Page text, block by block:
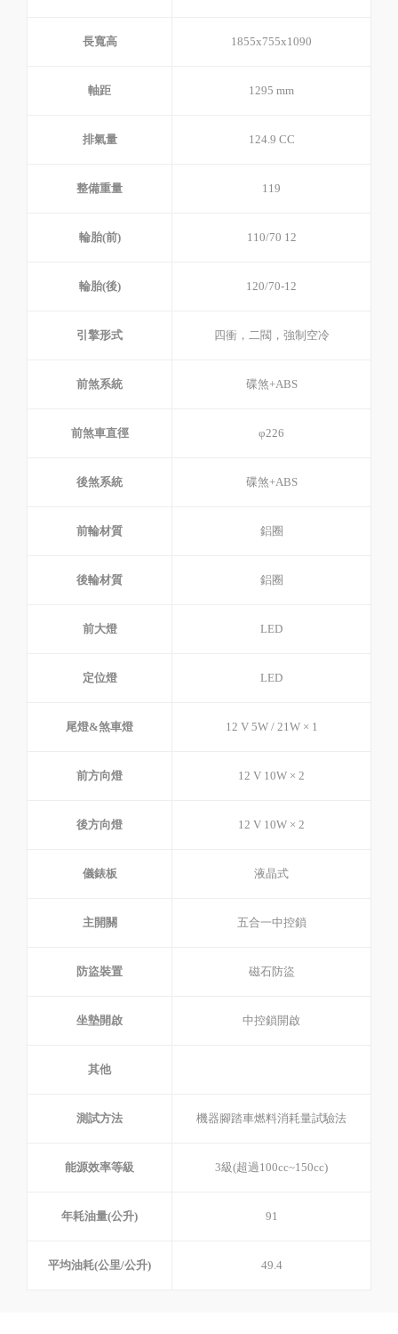
長寬高 1855x755x1090
軸距 1295 mm
排氣量 124.9 CC
整備重量 119
輪胎(前) 110/70 12
輪胎(後) 120/70-12
引擎形式 四衝，二閥，強制空冷
前煞系統 碟煞+ABS
前煞車直徑 φ226
後煞系統 碟煞+ABS
前輪材質 鋁圈
後輪材質 鋁圈
前大燈 LED
定位燈 LED
尾燈&煞車燈 12 V 5W / 21W × 1
前方向燈 12 V 10W × 2
後方向燈 12 V 10W × 2
儀錶板 液晶式
主開關 五合一中控鎖
防盜裝置 磁石防盜
坐墊開啟 中控鎖開啟
其他
測試方法 機器腳踏車燃料消耗量試驗法
能源效率等級 3級(超過100cc~150cc)
年耗油量(公升) 91
平均油耗(公里/公升) 49.4